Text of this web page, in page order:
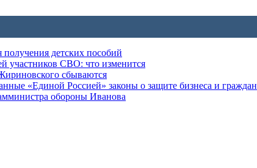
получения детских пособий
участников СВО: что изменится
сбываются
«Единой Россией» законы о защите бизнеса и граждан
обороны Иванова